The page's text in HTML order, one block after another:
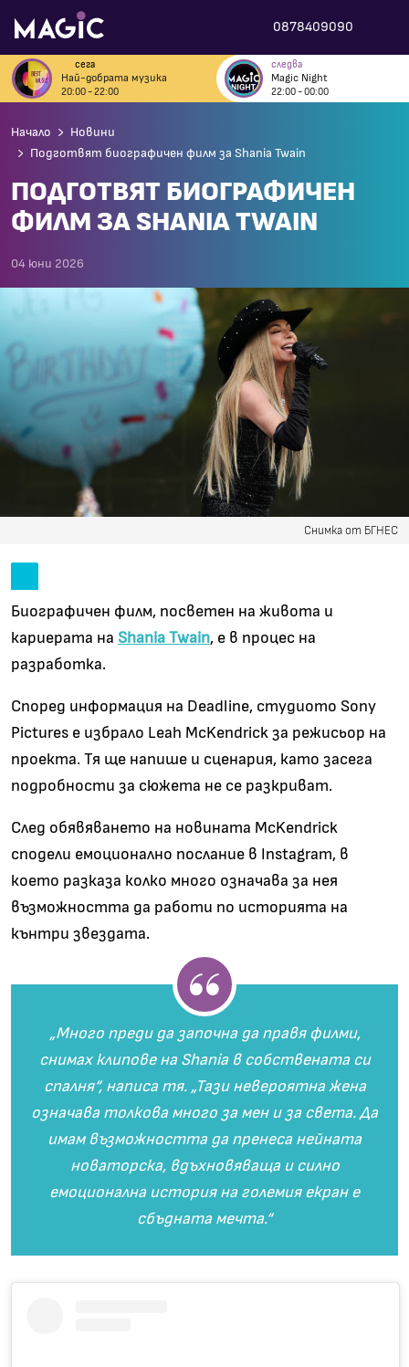
0878409090
сега
Най-добрата музика
20:00 - 22:00
следва
Magic Night
22:00 - 00:00
Начало
Новини
Подготвят биографичен филм за Shania Twain
ПОДГОТВЯТ БИОГРАФИЧЕН
ФИЛМ ЗА SHANIA TWAIN
04 юни 2026
Снимка от БГНЕС
Биографичен филм, посветен на живота и
кариерата на Shania Twain, е в процес на
разработка.
Според информация на Deadline, студиото Sony
Pictures е избрало Leah McKendrick за режисьор на
проекта. Тя ще напише и сценария, като засега
подробности за сюжета не се разкриват.
След обявяването на новината McKendrick
сподели емоционално послание в Instagram, в
което разказа колко много означава за нея
възможността да работи по историята на
кънтри звездата.
„Много преди да започна да правя филми,
снимах клипове на Shania в собствената си
спалня“, написа тя. „Тази невероятна жена
означава толкова много за мен и за света. Да
имам възможността да пренеса нейната
новаторска, вдъхновяваща и силно
емоционална история на големия екран е
сбъдната мечта.“